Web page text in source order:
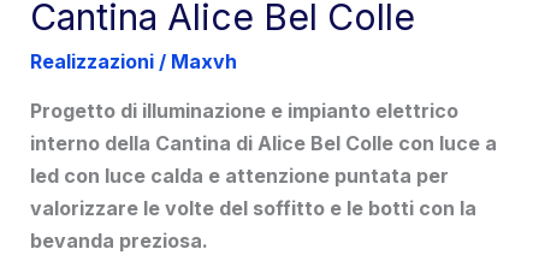
Cantina Alice Bel Colle
Realizzazioni/ Maxvh
Progetto di illuminazione e impianto elettrico
interno della Cantina di Alice Bel Colle con luce a
led con luce calda e attenzione puntata per
valorizzare le volte del soffitto e le botti con la
bevanda preziosa.